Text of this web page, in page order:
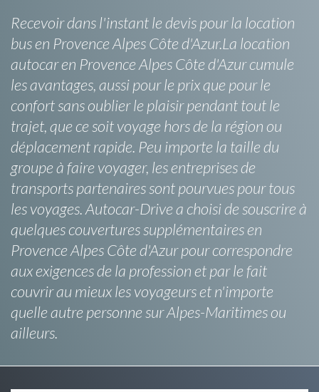
Recevoir dans l'instant le devis pour la location
bus en Provence Alpes Côte d'Azur.La location
autocar en Provence Alpes Côte d'Azur cumule
les avantages, aussi pour le prix que pour le
confort sans oublier le plaisir pendant tout le
trajet, que ce soit voyage hors de la région ou
déplacement rapide. Peu importe la taille du
groupe à faire voyager, les entreprises de
transports partenaires sont pourvues pour tous
les voyages. Autocar-Drive a choisi de souscrire à
quelques couvertures supplémentaires en
Provence Alpes Côte d'Azur pour correspondre
aux exigences de la profession et par le fait
couvrir au mieux les voyageurs et n'importe
quelle autre personne sur Alpes-Maritimes ou
ailleurs.